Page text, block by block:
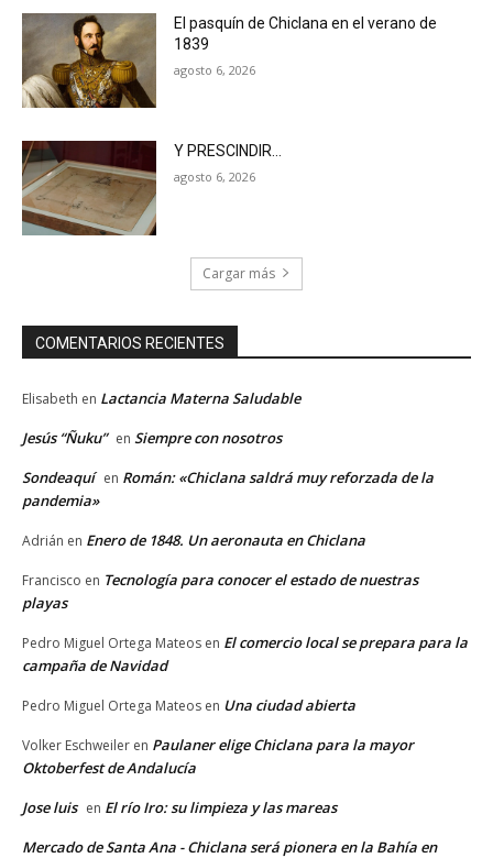
El pasquín de Chiclana en el verano de
1839
agosto 6, 2026
Y PRESCINDIR…
agosto 6, 2026
Cargar más
COMENTARIOS RECIENTES
Elisabeth en Lactancia Materna Saludable
Jesús “Ñuku” en Siempre con nosotros
Sondeaquí en Román: «Chiclana saldrá muy reforzada de la
pandemia»
Adrián en Enero de 1848. Un aeronauta en Chiclana
Francisco en Tecnología para conocer el estado de nuestras
playas
Pedro Miguel Ortega Mateos en El comercio local se prepara para la
campaña de Navidad
Pedro Miguel Ortega Mateos en Una ciudad abierta
Volker Eschweiler en Paulaner elige Chiclana para la mayor
Oktoberfest de Andalucía
Jose luis en El río Iro: su limpieza y las mareas
Mercado de Santa Ana - Chiclana será pionera en la Bahía en